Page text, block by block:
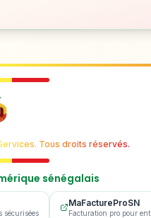
Tous droits réservés.
sénégalais
sécurisées
MaFactureProSN
Facturation pro pour